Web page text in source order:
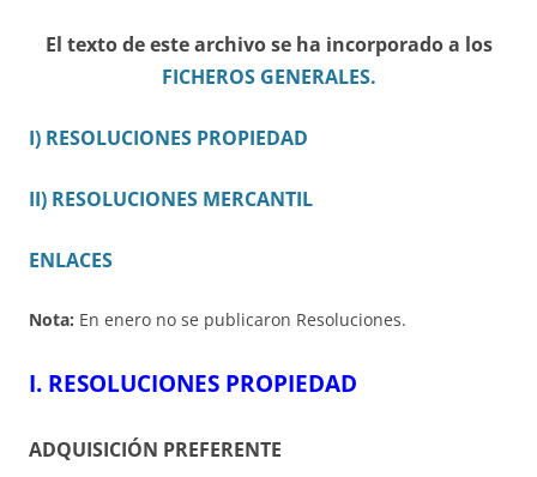
El texto de este archivo se ha incorporado a los
FICHEROS GENERALES.
I) RESOLUCIONES PROPIEDAD
II) RESOLUCIONES MERCANTIL
ENLACES
Nota: En enero no se publicaron Resoluciones.
I. RESOLUCIONES PROPIEDAD
ADQUISICIÓN PREFERENTE